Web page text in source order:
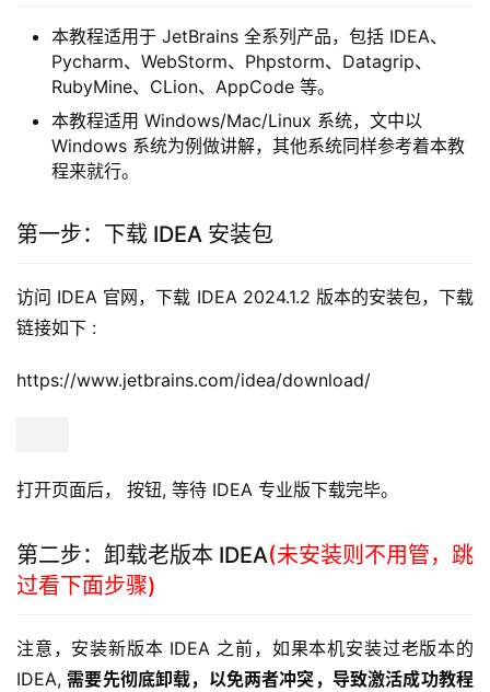
本教程适用于 JetBrains 全系列产品，包括 IDEA、
Pycharm、WebStorm、Phpstorm、Datagrip、
RubyMine、CLion、AppCode 等。
本教程适用 Windows/Mac/Linux 系统，文中以
Windows 系统为例做讲解，其他系统同样参考着本教
程来就行。
第一步：下载 IDEA 安装包
访问 IDEA 官网，下载 IDEA 2024.1.2 版本的安装包，下载
链接如下 :
https://www.jetbrains.com/idea/download/
打开页面后， 按钮, 等待 IDEA 专业版下载完毕。
第二步：卸载老版本 IDEA(未安装则不用管，跳
过看下面步骤)
注意，安装新版本 IDEA 之前，如果本机安装过老版本的
IDEA, 需要先彻底卸载，以免两者冲突，导致激活成功教程